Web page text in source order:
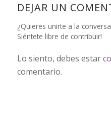
DEJAR UN
¿Quieres unirte a la
Siéntete libre de contribuir!
Lo siento, debes estar
comentario.